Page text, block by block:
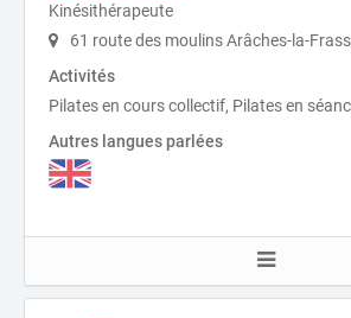
Kinésithérapeute
61 route des moulins Arâches-la-
Activités
Pilates en cours collectif, Pilates en
Autres langues parlées